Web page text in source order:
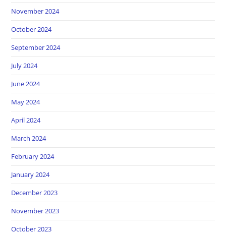
November 2024
October 2024
September 2024
July 2024
June 2024
May 2024
April 2024
March 2024
February 2024
January 2024
December 2023
November 2023
October 2023